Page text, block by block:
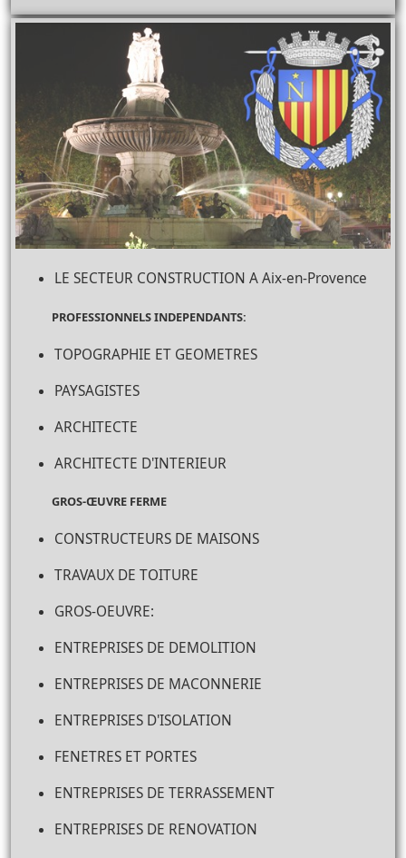
LE SECTEUR CONSTRUCTION A Aix-en-Provence
PROFESSIONNELS INDEPENDANTS:
TOPOGRAPHIE ET GEOMETRES
PAYSAGISTES
ARCHITECTE
ARCHITECTE D'INTERIEUR
GROS-ŒUVRE FERME
CONSTRUCTEURS DE MAISONS
TRAVAUX DE TOITURE
GROS-OEUVRE:
ENTREPRISES DE DEMOLITION
ENTREPRISES DE MACONNERIE
ENTREPRISES D'ISOLATION
FENETRES ET PORTES
ENTREPRISES DE TERRASSEMENT
ENTREPRISES DE RENOVATION